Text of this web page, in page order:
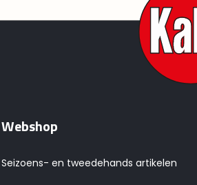
Webshop
Seizoens- en tweedehands artikelen